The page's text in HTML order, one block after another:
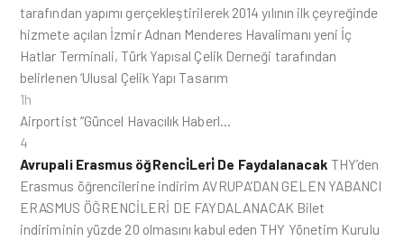
tarafından yapımı gerçekleştirilerek 2014 yılının ilk çeyreğinde
hizmete açılan İzmir Adnan Menderes Havalimanı yeni İç
Hatlar Terminali, Türk Yapısal Çelik Derneği tarafından
belirlenen ‘Ulusal Çelik Yapı Tasarım
1h
Airportist “Güncel Havacılık Haberl…
4
Avrupali Erasmus öğRenci̇Leri̇ De Faydalanacak THY’den
Erasmus öğrencilerine indirim AVRUPA’DAN GELEN YABANCI
ERASMUS ÖĞRENCİLERİ DE FAYDALANACAK Bilet
indiriminin yüzde 20 olmasını kabul eden THY Yönetim Kurulu